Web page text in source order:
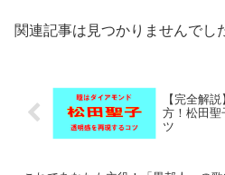
関連記事は見つかりませんでし
【完全解
方！松田聖
ツ